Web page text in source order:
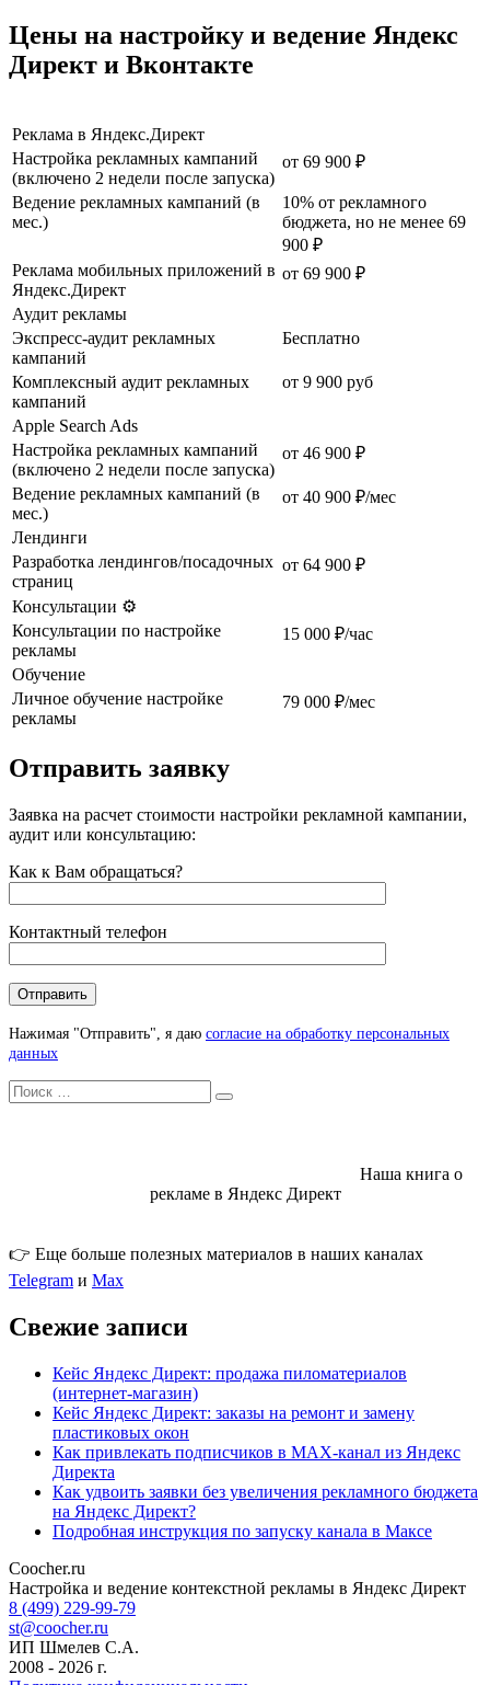
Цены на настройку и ведение Яндекс
Директ и Вконтакте
Реклама в Яндекс.Директ
Настройка рекламных кампаний
(включено 2 недели после запуска)
от 69 900 ₽
Ведение рекламных кампаний (в
мес.)
10% от рекламного
бюджета, но не менее 69
900 ₽
Реклама мобильных приложений в
Яндекс.Директ
от 69 900 ₽
Аудит рекламы
Экспресс-аудит рекламных
кампаний
Бесплатно
Комплексный аудит рекламных
кампаний
от 9 900 руб
Apple Search Ads
Настройка рекламных кампаний
(включено 2 недели после запуска)
от 46 900 ₽
Ведение рекламных кампаний (в
мес.)
от 40 900 ₽/мес
Лендинги
Разработка лендингов/посадочных
страниц
от 64 900 ₽
Консультации ⚙️
Консультации по настройке
рекламы
15 000 ₽/час
Обучение
Личное обучение настройке
рекламы
79 000 ₽/мес
Отправить заявку
Заявка на расчет стоимости настройки рекламной кампании,
аудит или консультацию:
Как к Вам обращаться?
Контактный телефон
Нажимая "Отправить", я даю согласие на обработку персональных
данных
Искать
Search
Наша книга о
рекламе в Яндекс Директ
👉 Еще больше полезных материалов в наших каналах
Telegram и Max
Свежие записи
Кейс Яндекс Директ: продажа пиломатериалов
(интернет-магазин)
Кейс Яндекс Директ: заказы на ремонт и замену
пластиковых окон
Как привлекать подписчиков в MAX-канал из Яндекс
Директа
Как удвоить заявки без увеличения рекламного бюджета
на Яндекс Директ?
Подробная инструкция по запуску канала в Максе
Amphibious Theme by
Coocher.ru
Настройка и ведение контекстной рекламы в Яндекс Директ
8 (499) 229-99-79
st@coocher.ru
ИП Шмелев С.А.
2008 - 2026 г.